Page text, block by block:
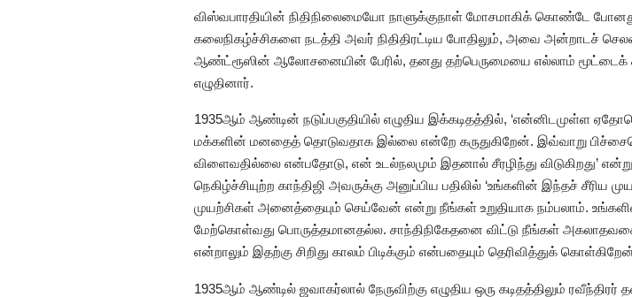
விஸ்வபாரதியின் நிதிநிலைமையோ நாளுக்குநாள் மோசமாகிக் கொண்டே
கலைநிகழ்ச்சிகளை நடத்தி அவர் நிதிதிரட்டிய போதிலும், அவை அன்றாடச்
ஆண்ட்ரூஸின் ஆலோசனையின் பேரில், தனது தற்பெருமையை எல்லாம் மூட்டைக்
எழுதினார்.
1935ஆம் ஆண்டின் நடுப்பகுதியில் எழுதிய இக்கடிதத்தில், ‘என்னிடமுள்ள
மக்களின் மனதைத் தொடுவதாக இல்லை என்றே கருதுகிறேன். இவ்வாறு
விளைவதில்லை என்பதோடு, என் உடல்நலமும் இதனால் சீரழிந்து விடுகிறது’ என்று
நெகிழ்ச்சியுற்ற காந்திஜி அவருக்கு அனுப்பிய பதிலில் ‘உங்களின் இந்தச்
முயற்சிகள் அனைத்தையும் செய்வேன் என்று நீங்கள் உறுதியாக நம்பலாம்.
மேற்கொள்வது பொருத்தமானதல்ல. சாந்திநிகேதனை விட்டு நீங்கள்
என்றாலும் இதற்கு சிறிது காலம் பிடிக்கும் என்பதையும் தெரிவித்துக்
1935ஆம் ஆண்டில் ஜவாகர்லால் நேருவிற்கு எழுதிய ஒரு கடிதத்திலும் ரவீந்திரர்